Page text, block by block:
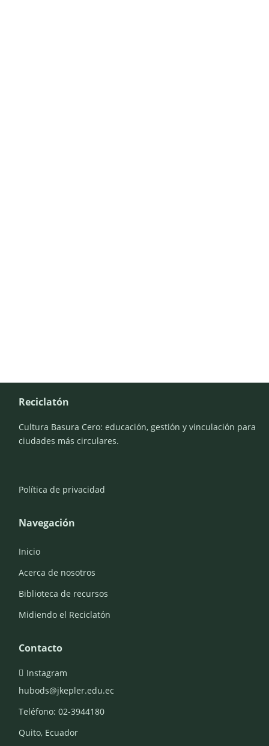
Reciclatón
Cultura Basura Cero: educación, gestión y vinculación para
ciudades más circulares.
Política de privacidad
Navegación
Inicio
Acerca de nosotros
Biblioteca de recursos
Midiendo el Reciclatón
Contacto
 Instagram
hubods@jkepler.edu.ec
Teléfono: 02-3944180
Quito, Ecuador